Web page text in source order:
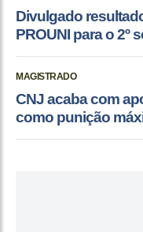
Divulgado
PROUNI para o 2º
MAGISTRADO
CNJ acaba com
como punição